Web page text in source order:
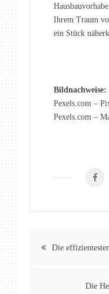
Ihrem Traum
ein Stück
Bildnachweise:
Pexels.com –
Pexels.com –
Die
Die